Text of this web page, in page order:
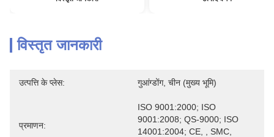
विस्तृत जानकारी
उत्पत्ति के प्लेस: गुआंग्डोंग, चीन (मुख्य भूमि)
प्रमाणन:
ISO 9001:2000; ISO
9001:2008; QS-9000; ISO
14001:2004; CE, , SMC,